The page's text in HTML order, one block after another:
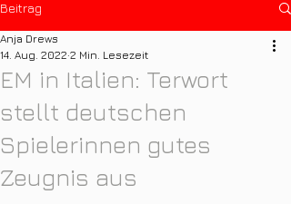
Beitrag
EM in Italien: Terwort
stellt deutschen
Spielerinnen gutes
Zeugnis aus
Anja Drews
14. Aug. 2022 2 Min. Lesezeit